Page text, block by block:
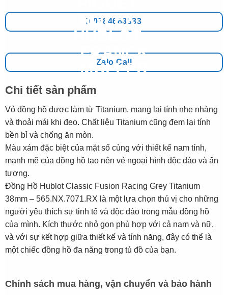
0784683333
Zalo Call
Chi tiết sản phẩm
Vỏ đồng hồ được làm từ Titanium, mang lại tính nhẹ nhàng
và thoải mái khi đeo. Chất liệu Titanium cũng đem lại tính
bền bỉ và chống ăn mòn.
Màu xám đặc biệt của mặt số cùng với thiết kế nam tính,
mạnh mẽ của đồng hồ tạo nên vẻ ngoại hình độc đáo và ấn
tượng.
Đồng Hồ Hublot Classic Fusion Racing Grey Titanium
38mm – 565.NX.7071.RX là một lựa chọn thú vị cho những
người yêu thích sự tinh tế và độc đáo trong mẫu đồng hồ
của mình. Kích thước nhỏ gọn phù hợp với cả nam và nữ,
và với sự kết hợp giữa thiết kế và tính năng, đây có thể là
một chiếc đồng hồ đa năng trong tủ đồ của bạn.
Chính sách mua hàng, vận chuyển và bảo hành